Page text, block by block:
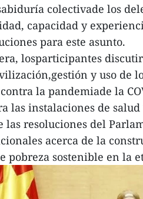
colectivade los
capacidad y
para este asunto.
losparticipantes
y uso de
la pandemiade la
las instalaciones de
las resoluciones del
acerca de la
pobreza sostenible en la